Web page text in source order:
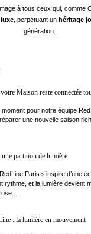
à tous ceux qui, comme
, perpétuant un héritage
génération.
Maison reste connectée
moment pour notre équipe
une nouvelle saison
partition de lumière
Paris s’inspire d’une
rythme, et la lumière devient
: la lumière en mouvement